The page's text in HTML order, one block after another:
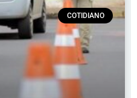
COTIDIANO